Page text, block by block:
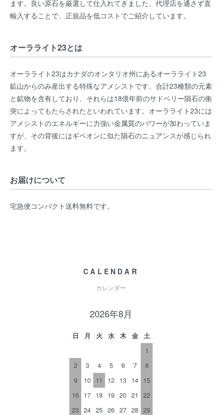
ます。良い原石を厳選して仕入れてきました。代理店を通さず直
輸入することで、正規品を低コストでご紹介しています。
オーラライト23とは
オーラライト23はカナダのオンタリオ州にあるオーラライト23
鉱山からのみ産出する特殊なアメシストです。合計23種類の元素
と鉱物を含有しており、それらは18億年前のサドベリー隕石の衝
突によってもたらされたといわれています。オーラライト23には
アメシストのエネルギーに力強い金属質のパワーが加わっていま
すが、その背後にはギベオンに似た隕石のニュアンスが感じられ
ます。
お届けについて
宅急便コンパクト送料無料です。
CALENDAR
カレンダー
2026年8月
日 月 火 水 木 金
土
1
2
3 4 5 6 7
8
9
10 11 12 13 14 15
16 17 18 19 20 21
22
23 24 25 26 27 28 29